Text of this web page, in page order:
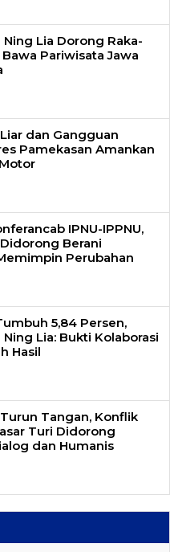
Lia Dorong Raka-
Pariwisata Jawa
dan Gangguan
Pamekasan Amankan
IPNU-IPPNU,
Berani
Perubahan
5,84 Persen,
Lia: Bukti Kolaborasi
Hasil
Tangan, Konflik
Turi Didorong
dan Humanis